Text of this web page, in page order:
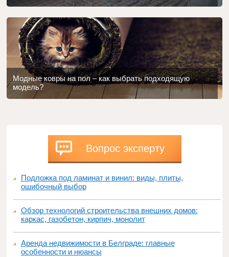
Модные ковры на пол – как выбрать подходящую
модель?
Вопрос эксперту
Подложка под ламинат и винил: виды, плиты,
ошибочный выбор
Обзор технологий строительства внешних домов:
каркас, газобетон, кирпич, монолит
Аренда недвижимости в Белграде: главные
особенности и нюансы